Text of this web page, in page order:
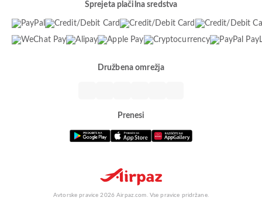
Sprejeta plačilna sredstva
Družbena omrežja
Prenesi
Avtorske pravice 2026 Airpaz.com. Vse pravice pridržane.